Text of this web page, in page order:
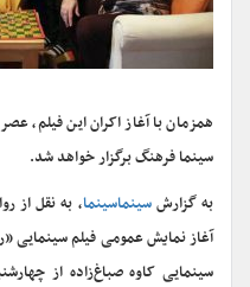
همزمان با آغاز اکران این فیلم،
سینما فرهنگ برگزار خواهد شد.
به گزارشسینماسینما، به نقل از
آغاز نمایش عمومی فیلم سینمایی